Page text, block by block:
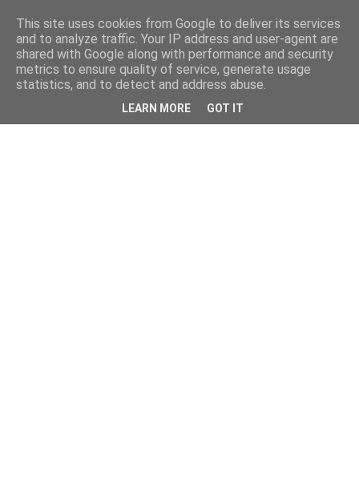
This site uses cookies from Google to deliver its services
and to analyze traffic. Your IP address and user-agent are
shared with Google along with performance and security
metrics to ensure quality of service, generate usage
statistics, and to detect and address abuse.
LEARN MORE GOT IT